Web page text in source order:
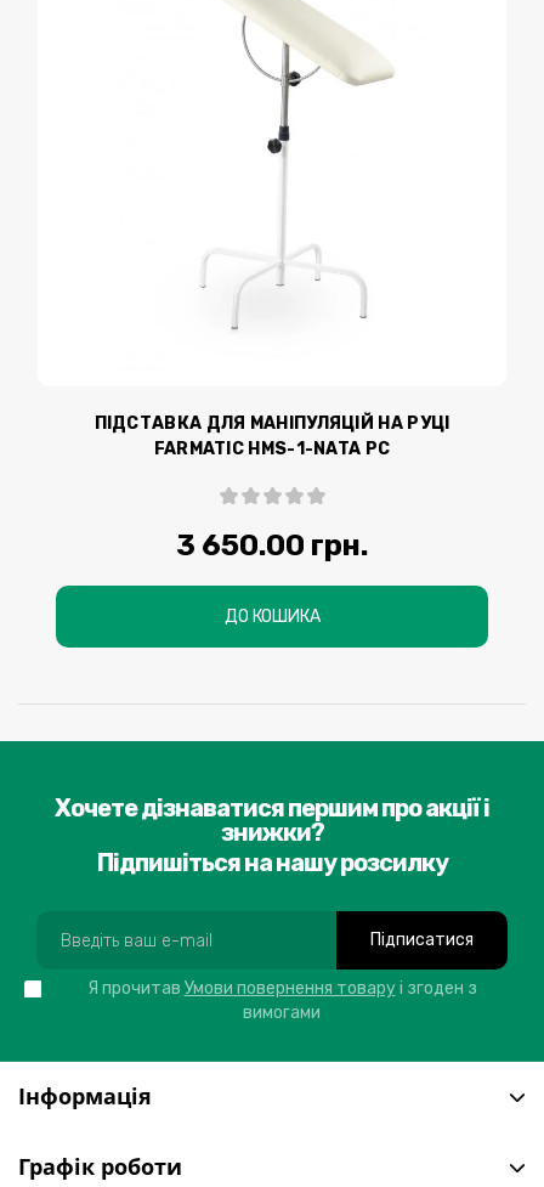
ПІДСТАВКА ДЛЯ МАНІПУЛЯЦІЙ НА РУЦІ
FARMATIC HMS-1-NATA РС
3 650.00 грн.
ДО КОШИКА
Хочете дізнаватися першим про акції і
знижки?
Підпишіться на нашу розсилку
Підписатися
Я прочитав Умови повернення товару і згоден з
вимогами
Інформація
Графік роботи